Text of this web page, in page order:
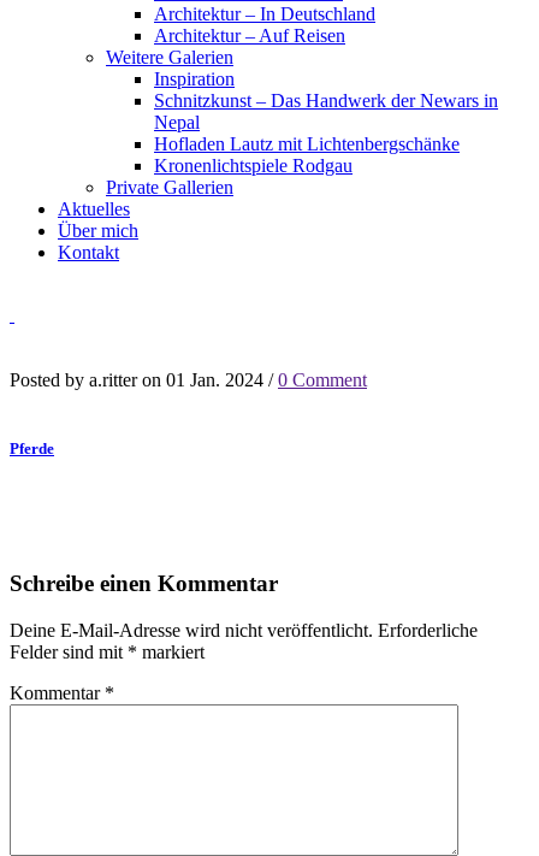
Architektur – In Deutschland
Architektur – Auf Reisen
Weitere Galerien
Inspiration
Schnitzkunst – Das Handwerk der Newars in
Nepal
Hofladen Lautz mit Lichtenbergschänke
Kronenlichtspiele Rodgau
Private Gallerien
Aktuelles
Über mich
Kontakt
Posted by a.ritter on 01 Jan. 2024 /0 Comment
Pferde
Schreibe einen Kommentar
Deine E-Mail-Adresse wird nicht veröffentlicht. Erforderliche
Felder sind mit * markiert
Kommentar *